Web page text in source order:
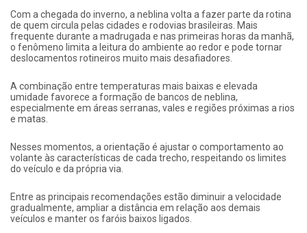
Com a chegada do inverno, a neblina volta a fazer parte da rotina
de quem circula pelas cidades e rodovias brasileiras. Mais
frequente durante a madrugada e nas primeiras horas da manhã,
o fenômeno limita a leitura do ambiente ao redor e pode tornar
deslocamentos rotineiros muito mais desafiadores.
A combinação entre temperaturas mais baixas e elevada
umidade favorece a formação de bancos de neblina,
especialmente em áreas serranas, vales e regiões próximas a rios
e matas.
Nesses momentos, a orientação é ajustar o comportamento ao
volante às características de cada trecho, respeitando os limites
do veículo e da própria via.
Entre as principais recomendações estão diminuir a velocidade
gradualmente, ampliar a distância em relação aos demais
veículos e manter os faróis baixos ligados.